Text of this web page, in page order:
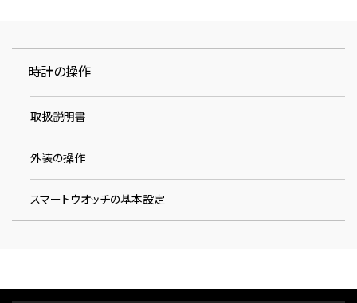
時計の操作
取扱説明書
外装の操作
スマートウオッチの基本設定